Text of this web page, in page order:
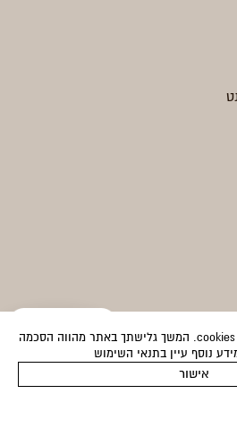
באתר זה נעשה שימוש בקבצי cookies. המשך גלישתך באתר מהווה הסכמה
נוסף עיין בתנאי השימוש
אישורהוספה לסל